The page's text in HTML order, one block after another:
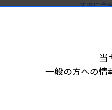
2025年度広島県精度管理
沈渣成分の再確認 ～血球
香技師（広島市立広島
沈渣成分の再確認 ～上皮
詳細
すでに会
当
一般の方への情